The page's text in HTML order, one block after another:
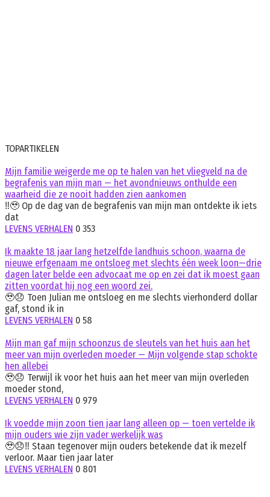
TOPARTIKELEN
Mijn familie weigerde me op te halen van het vliegveld na de
begrafenis van mijn man — het avondnieuws onthulde een
waarheid die ze nooit hadden zien aankomen
‼️🥹 Op de dag van de begrafenis van mijn man ontdekte ik iets
dat
LEVENS VERHALEN 0 353
Ik maakte 18 jaar lang hetzelfde landhuis schoon, waarna de
nieuwe erfgenaam me ontsloeg met slechts één week loon—drie
dagen later belde een advocaat me op en zei dat ik moest gaan
zitten voordat hij nog een woord zei.
🥹😞 Toen Julian me ontsloeg en me slechts vierhonderd dollar
gaf, stond ik in
LEVENS VERHALEN 0 58
Mijn man gaf mijn schoonzus de sleutels van het huis aan het
meer van mijn overleden moeder — Mijn volgende stap schokte
hen allebei
🥹😞 Terwijl ik voor het huis aan het meer van mijn overleden
moeder stond,
LEVENS VERHALEN 0 979
Ik voedde mijn zoon tien jaar lang alleen op — toen vertelde ik
mijn ouders wie zijn vader werkelijk was
🥹😞‼️ Staan tegenover mijn ouders betekende dat ik mezelf
verloor. Maar tien jaar later
LEVENS VERHALEN 0 801